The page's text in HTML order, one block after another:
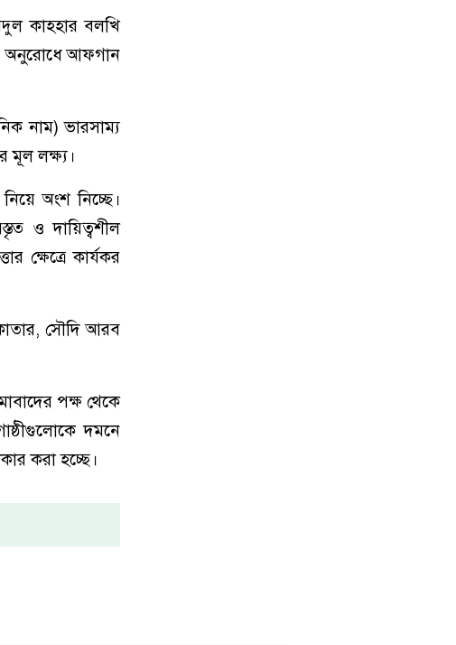
কাহহার বলখি
অনুরোধে আফগান
নাম) ভারসাম্য
মূল লক্ষ্য।
অংশ নিচ্ছে।
ও দায়িত্বশীল
ক্ষেত্রে কার্যকর
কাতার, সৌদি আরব
পক্ষ থেকে
দমনে
করা হচ্ছে।